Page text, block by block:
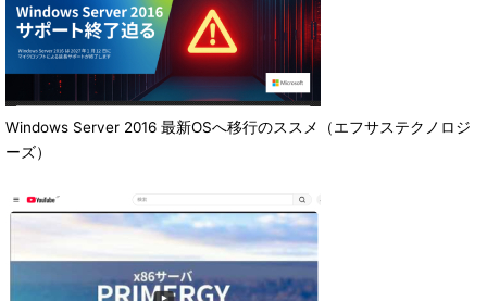
Windows Server 2016 最新OSへ移行のススメ（エフサステクノロジ
ーズ）